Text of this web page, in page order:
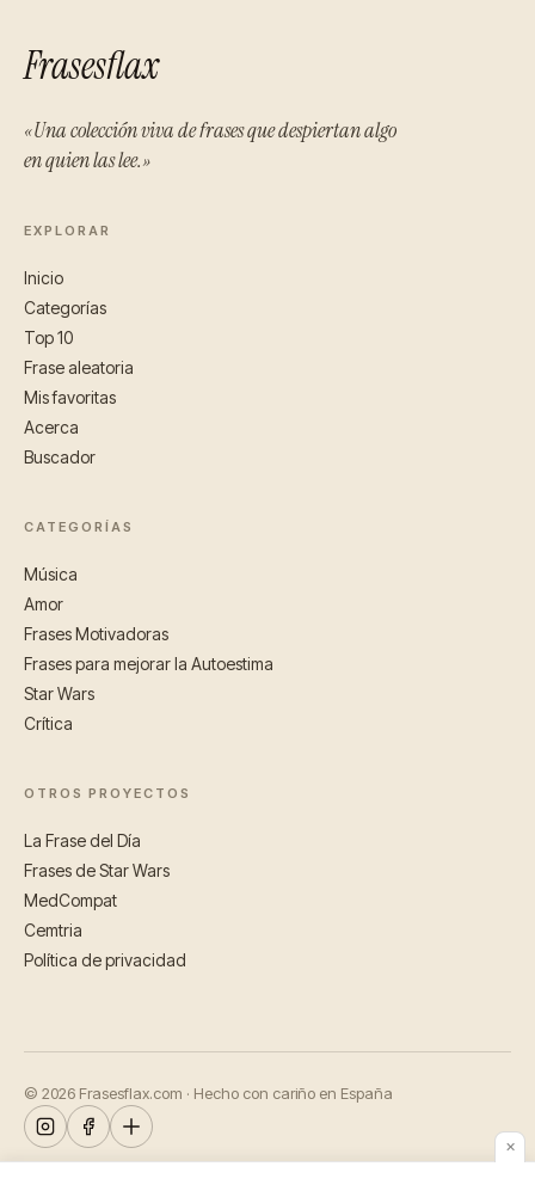
Frasesflax
«Una colección viva de frases que despiertan algo
en quien las lee.»
EXPLORAR
Inicio
Categorías
Top 10
Frase aleatoria
Mis favoritas
Acerca
Buscador
CATEGORÍAS
Música
Amor
Frases Motivadoras
Frases para mejorar la Autoestima
Star Wars
Crítica
OTROS PROYECTOS
La Frase del Día
Frases de Star Wars
MedCompat
Cemtria
Política de privacidad
© 2026 Frasesflax.com · Hecho con cariño en España
✕